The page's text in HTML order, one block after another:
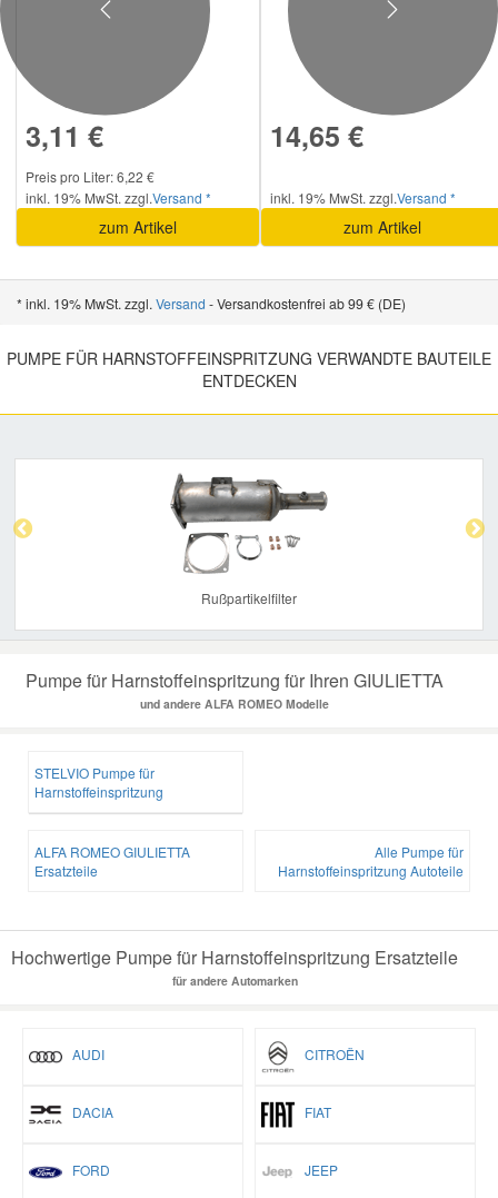
3,11 €
Preis pro Liter: 6,22 €
inkl. 19% MwSt. zzgl.Versand *
zum Artikel
14,65 €
inkl. 19% MwSt. zzgl.Versand *
zum Artikel
Previous Next
* inkl. 19% MwSt. zzgl. Versand - Versandkostenfrei ab 99 € (DE)
PUMPE FÜR HARNSTOFFEINSPRITZUNG VERWANDTE BAUTEILE
ENTDECKEN
Rußpartikelfilter
Pumpe für Harnstoffeinspritzung für Ihren GIULIETTA
und andere ALFA ROMEO Modelle
STELVIO Pumpe für
Harnstoffeinspritzung
ALFA ROMEO GIULIETTA
Ersatzteile
Alle Pumpe für
Harnstoffeinspritzung Autoteile
Hochwertige Pumpe für Harnstoffeinspritzung Ersatzteile
für andere Automarken
AUDI CITROËN
DACIA FIAT
FORD JEEP